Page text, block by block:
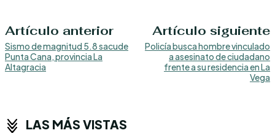
Artículo anterior
Sismo de magnitud 5.8 sacude
Punta Cana, provincia La
Altagracia
Artículo siguiente
Policía busca hombre vinculado
a asesinato de ciudadano
frente a su residencia en La
Vega
LAS MÁS VISTAS